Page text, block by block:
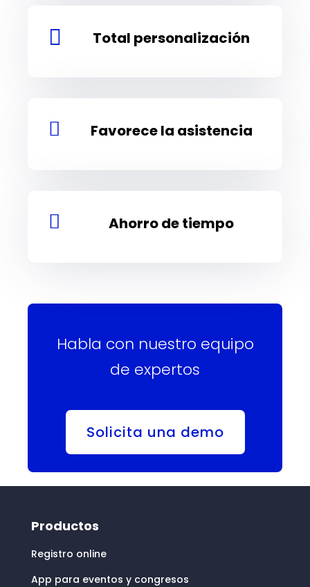
 Total personalización
 Favorece la asistencia
 Ahorro de tiempo
Habla con nuestro equipo
de expertos
Solicita una demo
Productos
Registro online
App para eventos y congresos